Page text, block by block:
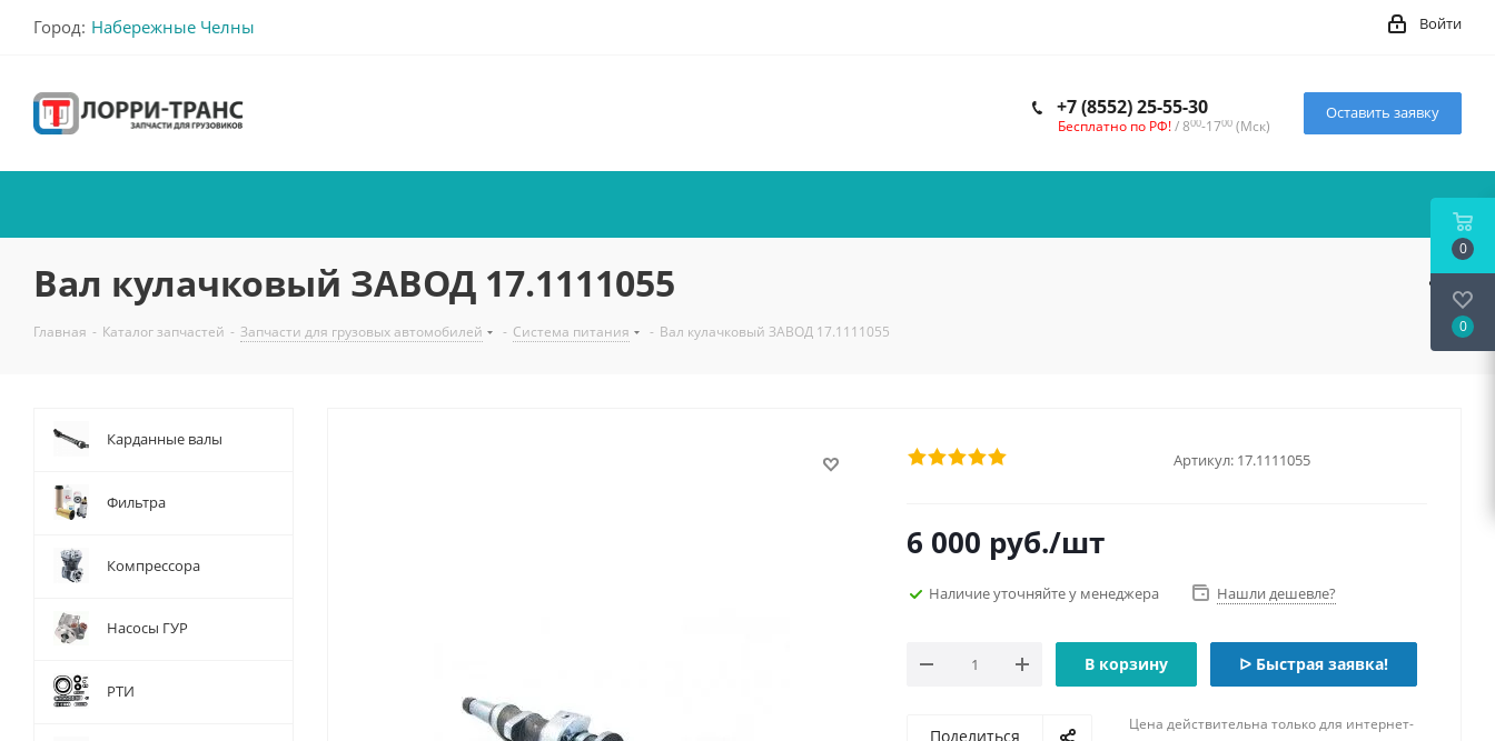
Город: Набережные Челны Войти
+7 (8552) 25-55-30
Бесплатно по РФ!/ 800-1700 (Мск)
Оставить заявку
Вал кулачковый ЗАВОД 17.1111055
Главная - Каталог запчастей - Запчасти для грузовых автомобилей - Система питания - Вал кулачковый ЗАВОД 17.1111055
Артикул: 17.1111055
6 000 руб./шт
Наличие уточняйте у менеджера Нашли дешевле?
В корзину ᐅ Быстрая заявка!
Поделиться
Цена действительна только для интернет-
Карданные валы
Фильтра
Компрессора
Насосы ГУР
РТИ
0
0